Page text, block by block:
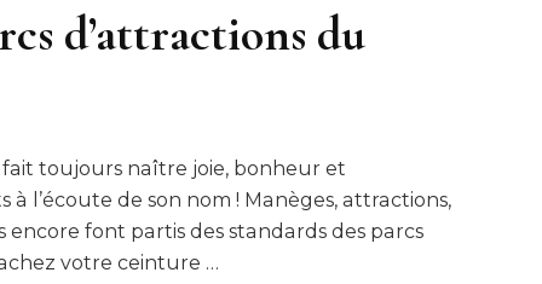
d’attractions du
toujours naître joie, bonheur et
l’écoute de son nom ! Manèges, attractions,
font partis des standards des parcs
votre ceinture …